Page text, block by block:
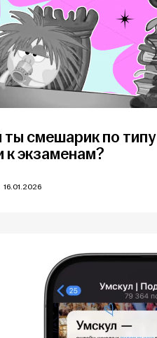
ты смешарик по типу
к экзаменам?
16.01.2026